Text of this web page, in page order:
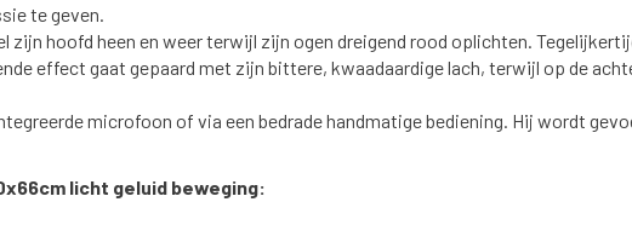
te geven.
hoofd heen en weer terwijl zijn ogen dreigend rood oplichten.
effect gaat gepaard met zijn bittere, kwaadaardige lach, terwijl op de
microfoon of via een bedrade handmatige bediening. Hij wordt
licht geluid beweging: